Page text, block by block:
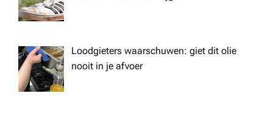
Loodgieters waarschuwen: giet dit olie
nooit in je afvoer